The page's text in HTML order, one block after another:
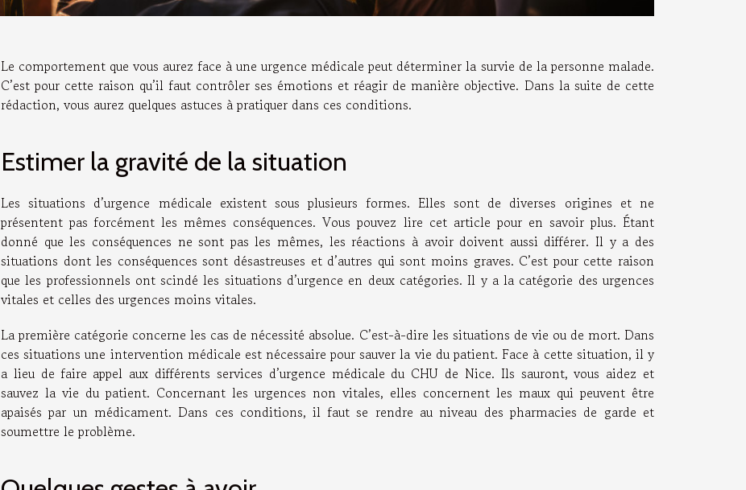
Le comportement que vous aurez face à une urgence médicale peut déterminer la survie de la personne malade.
C’est pour cette raison qu’il faut contrôler ses émotions et réagir de manière objective. Dans la suite de cette
rédaction, vous aurez quelques astuces à pratiquer dans ces conditions.
Estimer la gravité de la situation
Les situations d’urgence médicale existent sous plusieurs formes. Elles sont de diverses origines et ne
présentent pas forcément les mêmes conséquences. Vous pouvez lire cet article pour en savoir plus. Étant
donné que les conséquences ne sont pas les mêmes, les réactions à avoir doivent aussi différer. Il y a des
situations dont les conséquences sont désastreuses et d’autres qui sont moins graves. C’est pour cette raison
que les professionnels ont scindé les situations d’urgence en deux catégories. Il y a la catégorie des urgences
vitales et celles des urgences moins vitales.
La première catégorie concerne les cas de nécessité absolue. C’est-à-dire les situations de vie ou de mort. Dans
ces situations une intervention médicale est nécessaire pour sauver la vie du patient. Face à cette situation, il y
a lieu de faire appel aux différents services d’urgence médicale du CHU de Nice. Ils sauront, vous aidez et
sauvez la vie du patient. Concernant les urgences non vitales, elles concernent les maux qui peuvent être
apaisés par un médicament. Dans ces conditions, il faut se rendre au niveau des pharmacies de garde et
soumettre le problème.